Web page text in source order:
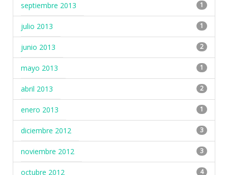
septiembre 2013 1
julio 2013 1
junio 2013 2
mayo 2013 1
abril 2013 2
enero 2013 1
diciembre 2012 3
noviembre 2012 3
octubre 2012 4